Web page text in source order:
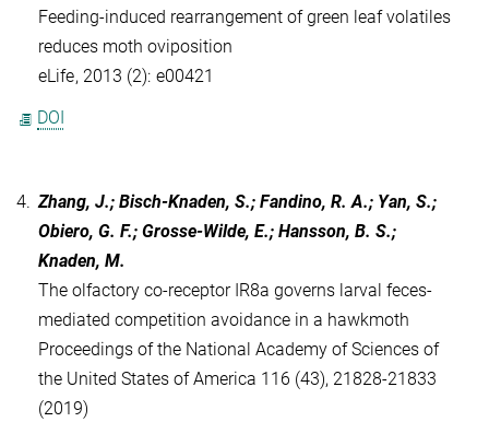
Feeding-induced rearrangement of green leaf volatiles
reduces moth oviposition
eLife, 2013 (2): e00421
DOI
4. Zhang, J.; Bisch-Knaden, S.; Fandino, R. A.; Yan, S.;
Obiero, G. F.; Grosse-Wilde, E.; Hansson, B. S.;
Knaden, M.
The olfactory co-receptor IR8a governs larval feces-
mediated competition avoidance in a hawkmoth
Proceedings of the National Academy of Sciences of
the United States of America 116 (43), 21828-21833
(2019)